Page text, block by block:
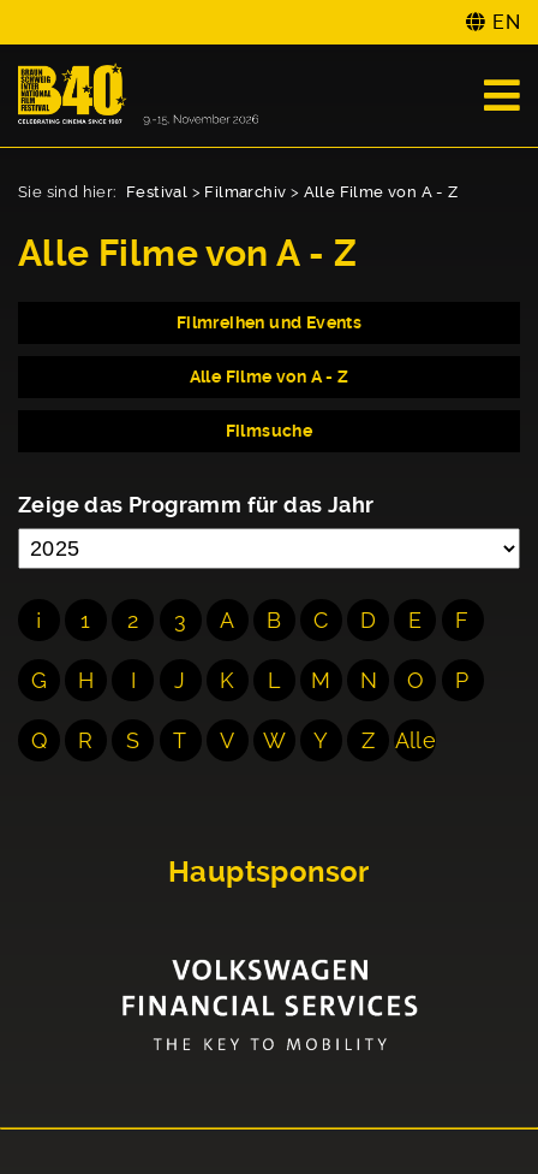
EN
Sie sind hier: Festival > Filmarchiv > Alle Filme von A - Z
Alle Filme von A - Z
Filmreihen und Events
Alle Filme von A - Z
Filmsuche
Zeige das Programm für das Jahr
¡ 1 2 3 A B C D E F
G H I J K L M N O P
Q R S T V W Y Z Alle
Hauptsponsor